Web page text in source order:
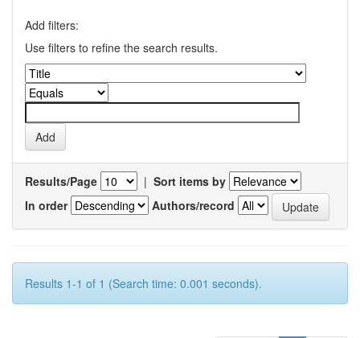
Add filters:
Use filters to refine the search results.
Results/Page | Sort items by
In order
Authors/record
Results 1-1 of 1 (Search time: 0.001 seconds).